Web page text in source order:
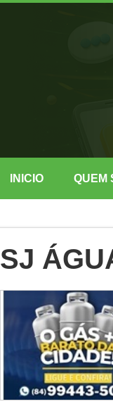
INICIO QUEM
SJ